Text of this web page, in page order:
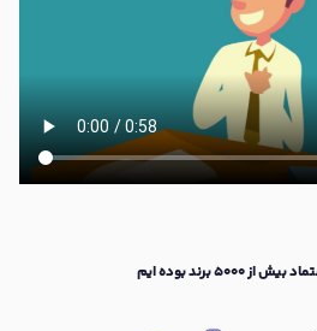
5000 برند بوده ایم